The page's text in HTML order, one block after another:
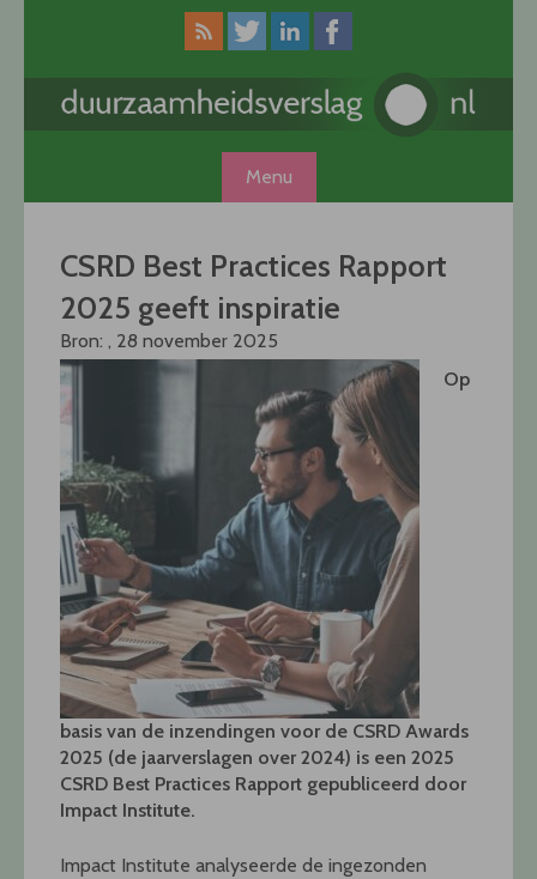
Menu
CSRD Best Practices Rapport
2025 geeft inspiratie
Bron: , 28 november 2025
Op
basis van de inzendingen voor de CSRD Awards
2025 (de jaarverslagen over 2024) is een 2025
CSRD Best Practices Rapport gepubliceerd door
Impact Institute.
Impact Institute analyseerde de ingezonden